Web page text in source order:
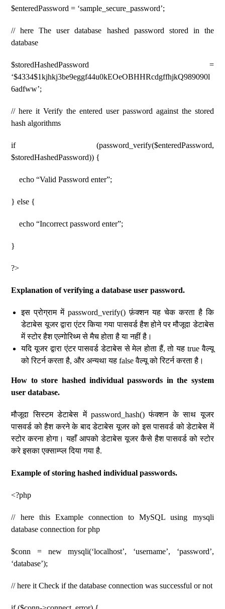
$enteredPassword = ‘sample_secure_password’;
// here The user database hashed password stored in the
database
$storedHashedPassword =
‘$4334$1kjhkj3be9eggf44u0kEOeOBHHRcdgffhjkQ989090l
6adfww’;
// here it Verify the entered user password against the stored
hash algorithms
if (password_verify($enteredPassword,
$storedHashedPassword)) {
echo “Valid Password enter”;
} else {
echo “Incorrect password enter”;
}
?>
Explanation of verifying a database user password.
इस प्रोग्राम में password_verify() फ़ंक्शन यह चेक करता है कि
डेटाबेस यूजर द्वारा एंटर किया गया पासवर्ड हैश होने पर मौजूदा डेटाबेस
में स्टोर हैश एल्गोरिथ्म से मैच होता है या नहीं है।
यदि यूजर द्वारा एंटर पासवर्ड डेटाबेस से मेल होता हैं, तो यह true वैल्यू
को रिटर्न करता है, और अन्यथा यह false वैल्यू को रिटर्न करता है।
How to store hashed individual passwords in the system
user database.
मौजूदा सिस्टम डेटाबेस में password_hash() फंक्शन के साथ यूजर
पासवर्ड को हैश करने के बाद डेटाबेस यूजर को इस पासवर्ड को डेटाबेस में
स्टोर करना होगा। यहाँ आपको डेटाबेस यूजर कैसे हैश पासवर्ड को स्टोर
करे इसका एक्साम्प्ल दिया गया है.
Example of storing hashed individual passwords.
<?php
// here this Example connection to MySQL using mysqli
database connection for php
$conn = new mysqli(‘localhost’, ‘username’, ‘password’,
‘database’);
// here it Check if the database connection was successful or not